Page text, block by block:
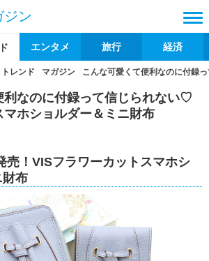
ジン
エンタメ 旅行 経済
トレンド マガジン こんな可愛くて便利なのに付録
利なのに付録って信じられない♡
マホショルダー＆ミニ財布
売！VISフラワーカットスマホシ
財布